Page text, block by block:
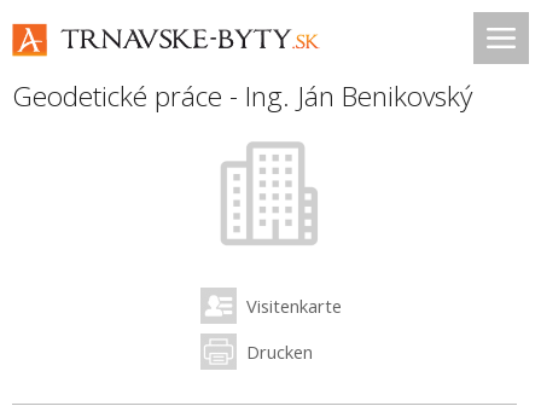
Geodetické práce - Ing. Ján Benikovský
Visitenkarte
Drucken